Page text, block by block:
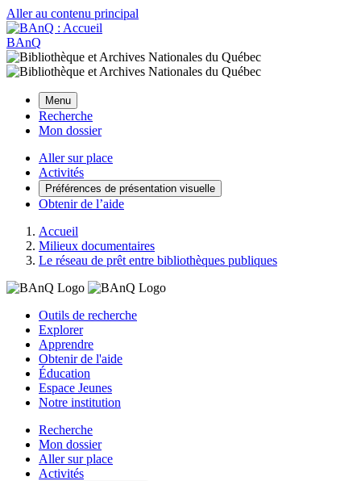
Aller au contenu principal
BAnQ
Menu
Recherche
Mon dossier
Aller sur place
Activités
Préférences de présentation visuelle
Obtenir de l’aide
Accueil
Milieux documentaires
Le réseau de prêt entre bibliothèques publiques
Outils de recherche
Explorer
Apprendre
Obtenir de l'aide
Éducation
Espace Jeunes
Notre institution
Recherche
Mon dossier
Aller sur place
Activités